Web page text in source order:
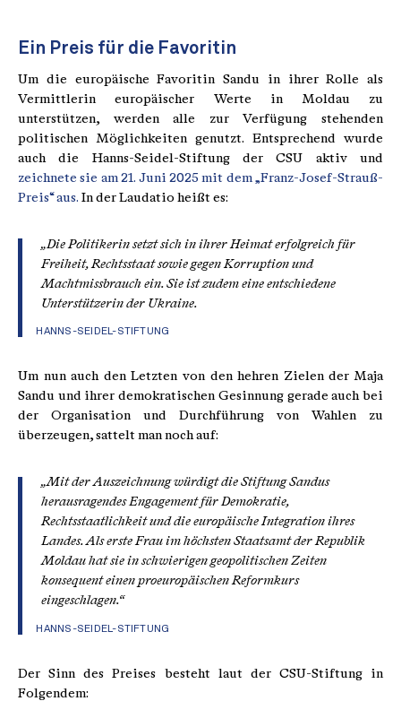
Ein Preis für die Favoritin
Um die europäische Favoritin Sandu in ihrer Rolle als
Vermittlerin europäischer Werte in Moldau zu
unterstützen, werden alle zur Verfügung stehenden
politischen Möglichkeiten genutzt. Entsprechend wurde
auch die Hanns-Seidel-Stiftung der CSU aktiv und
zeichnete sie am 21. Juni 2025 mit dem „Franz-Josef-Strauß-
Preis“ aus. In der Laudatio heißt es:
„Die Politikerin setzt sich in ihrer Heimat erfolgreich für
Freiheit, Rechtsstaat sowie gegen Korruption und
Machtmissbrauch ein. Sie ist zudem eine entschiedene
Unterstützerin der Ukraine.
HANNS-SEIDEL-STIFTUNG
Um nun auch den Letzten von den hehren Zielen der Maja
Sandu und ihrer demokratischen Gesinnung gerade auch bei
der Organisation und Durchführung von Wahlen zu
überzeugen, sattelt man noch auf:
„Mit der Auszeichnung würdigt die Stiftung Sandus
herausragendes Engagement für Demokratie,
Rechtsstaatlichkeit und die europäische Integration ihres
Landes. Als erste Frau im höchsten Staatsamt der Republik
Moldau hat sie in schwierigen geopolitischen Zeiten
konsequent einen proeuropäischen Reformkurs
eingeschlagen.“
HANNS-SEIDEL-STIFTUNG
Der Sinn des Preises besteht laut der CSU-Stiftung in
Folgendem: